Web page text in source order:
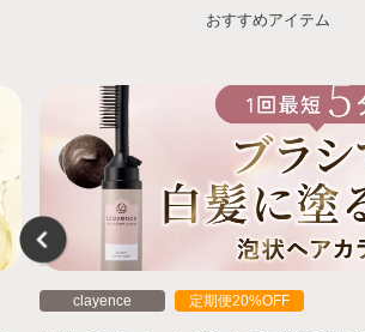
おすすめアイテム
clayence 定期便20%OFF